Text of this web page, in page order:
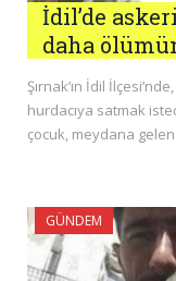
İdil’de
daha
Şırnak’ın İdil
hurdacıya satmak
çocuk, meydana
GÜNDEM